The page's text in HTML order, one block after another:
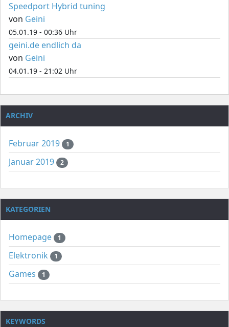
Speedport Hybrid tuning
von Geini
05.01.19 - 00:36 Uhr
geini.de endlich da
von Geini
04.01.19 - 21:02 Uhr
ARCHIV
Februar 2019 1
Januar 2019 2
KATEGORIEN
Homepage 1
Elektronik 1
Games 1
KEYWORDS